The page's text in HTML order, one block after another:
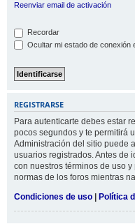
Reenviar email de activación
Recordar
Ocultar mi estado de conexión
REGISTRARSE
Para autenticarte debes estar
pocos segundos y te permitirá
Administración del sitio puede
usuarios registrados. Antes de
con nuestros términos de uso
normas de los foros mientras
Condiciones de uso | Política